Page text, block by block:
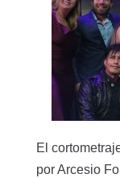
El
por Arcesio